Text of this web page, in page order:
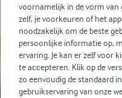
voornamelijk in de vorm van
zelf, je voorkeuren of het
noodzakelijk om de beste
persoonlijke informatie op,
ervaring. Je kan er zelf voor
te accepteren. Klik op de
zo eenvoudig de standaard
gebruikservaring van onze